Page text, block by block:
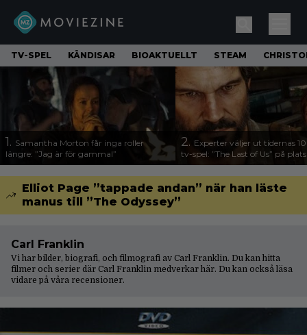
TV-SPEL KÄNDISAR BIOAKTUELLT STEAM
1. Samantha Morton får inga roller
längre: ”Jag är för gammal”
2. Experter väljer ut tidernas
tv-spel: ”The Last of Us” på
Elliot Page ”tappade andan” när han läste
manus till ”The Odyssey”
Carl Franklin
Vi har bilder, biografi, och filmografi av Carl Franklin. Du kan hitta
filmer och serier där Carl Franklin medverkar här. Du kan också läsa
vidare på våra recensioner.